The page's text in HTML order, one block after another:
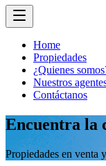
Home
Propiedades
¿Quienes
Nuestros
Contáctanos
Encuentra la
Propiedades en venta